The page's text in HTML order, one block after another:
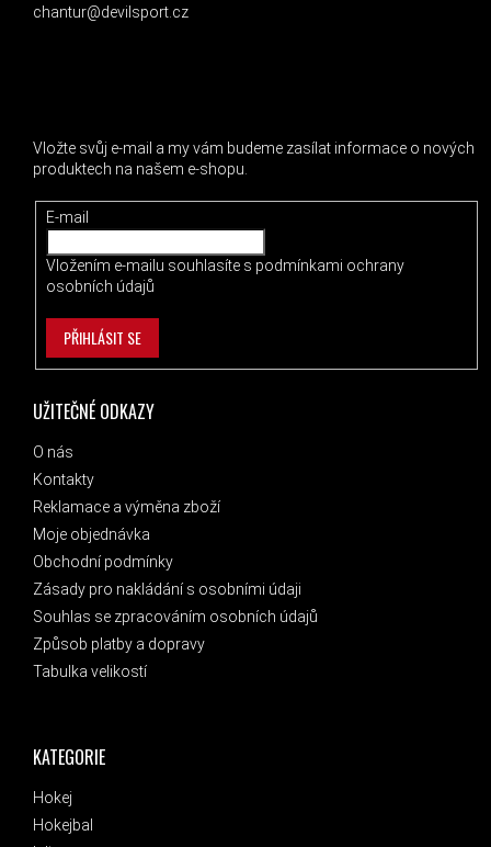
KATEGORIE
Hokej
Hokejbal
UŽITEČNÉ ODKAZY
O nás
Kontakty
Reklamace a výměna zboží
Moje objednávka
Obchodní podmínky
Zásady pro nakládání s osobními údaji
Souhlas se zpracováním osobních údajů
Způsob platby a dopravy
Tabulka velikostí
chantur@devilsport.cz
Vložte svůj e-mail a my vám budeme zasílat informace o nových
produktech na našem e-shopu.
E-mail
Vložením e-mailu souhlasíte s podmínkami ochrany
osobních údajů
PŘIHLÁSIT SE